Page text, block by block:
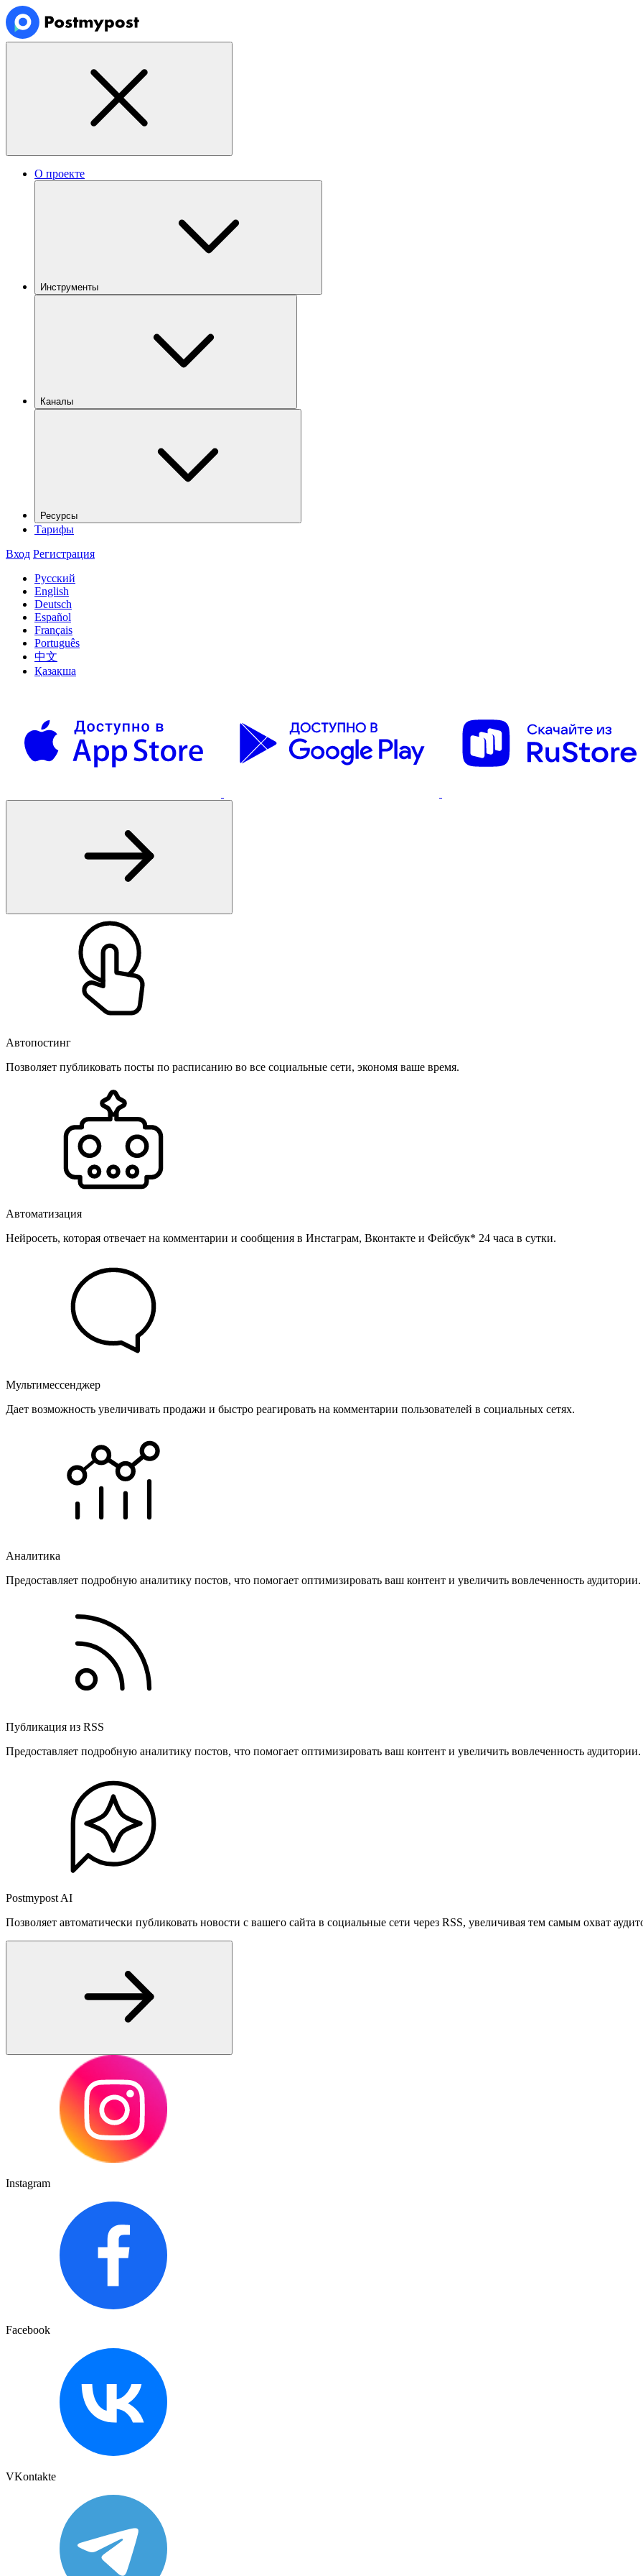
О проекте
Инструменты
Каналы
Ресурсы
Тарифы
Вход Регистрация
Русский
English
Deutsch
Español
Français
Português
中文
Қазақша
Автопостинг
Позволяет публиковать посты по расписанию во все социальные сети, экономя ваше время.
Автоматизация
Нейросеть, которая отвечает на комментарии и сообщения в Инстаграм, Вконтакте и Фейсбук* 24 часа в сутки.
Мультимессенджер
Дает возможность увеличивать продажи и быстро реагировать на комментарии пользователей в социальных сетях.
Аналитика
Предоставляет подробную аналитику постов, что помогает оптимизировать ваш контент и увеличить вовлеченность аудитории.
Публикация из RSS
Предоставляет подробную аналитику постов, что помогает оптимизировать ваш контент и увеличить вовлеченность аудитории.
Postmypost AI
Позволяет автоматически публиковать новости с вашего сайта в социальные сети через RSS, увеличивая тем самым охват
Instagram
Facebook
VKontakte